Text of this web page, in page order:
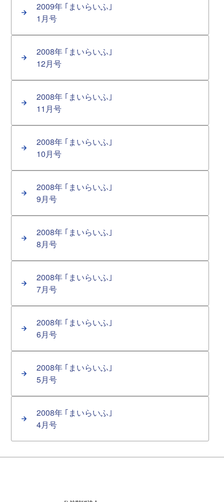
2009年 ｢まいらいふ｣
1月号
2008年 ｢まいらいふ｣
12月号
2008年 ｢まいらいふ｣
11月号
2008年 ｢まいらいふ｣
10月号
2008年 ｢まいらいふ｣
9月号
2008年 ｢まいらいふ｣
8月号
2008年 ｢まいらいふ｣
7月号
2008年 ｢まいらいふ｣
6月号
2008年 ｢まいらいふ｣
5月号
2008年 ｢まいらいふ｣
4月号